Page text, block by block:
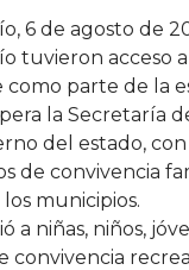
6 de agosto de
tuvieron acceso
como parte de la
la Secretaría
del estado,
de convivencia
municipios.
a niñas, niños,
convivencia